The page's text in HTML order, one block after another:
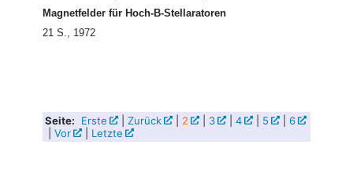
Magnetfelder für Hoch-B-Stellaratoren
21 S., 1972
Seite: Erste Zurück 2 3 4 5
6
Vor Letzte